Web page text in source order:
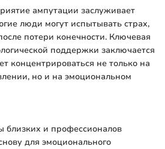
ампутации заслуживает
люди могут испытывать страх,
потери конечности. Ключевая
поддержки заключается
концентрироваться не только на
но и на эмоциональном
близких и профессионалов
для эмоционального